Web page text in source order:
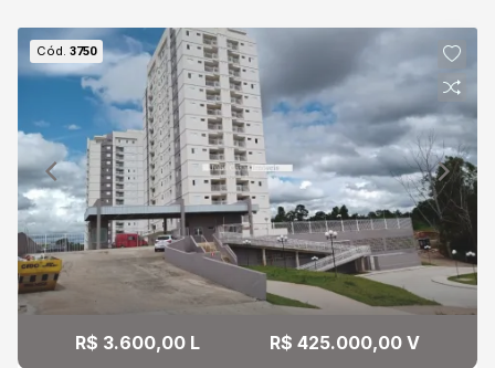
Cód.3750
R$ 3.600,00 L R$ 425.000,00 V